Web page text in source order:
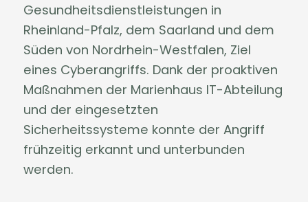
Gesundheitsdienstleistungen in
Rheinland-Pfalz, dem Saarland und dem
Süden von Nordrhein-Westfalen, Ziel
eines Cyberangriffs. Dank der proaktiven
Maßnahmen der Marienhaus IT-Abteilung
und der eingesetzten
Sicherheitssysteme konnte der Angriff
frühzeitig erkannt und unterbunden
werden.